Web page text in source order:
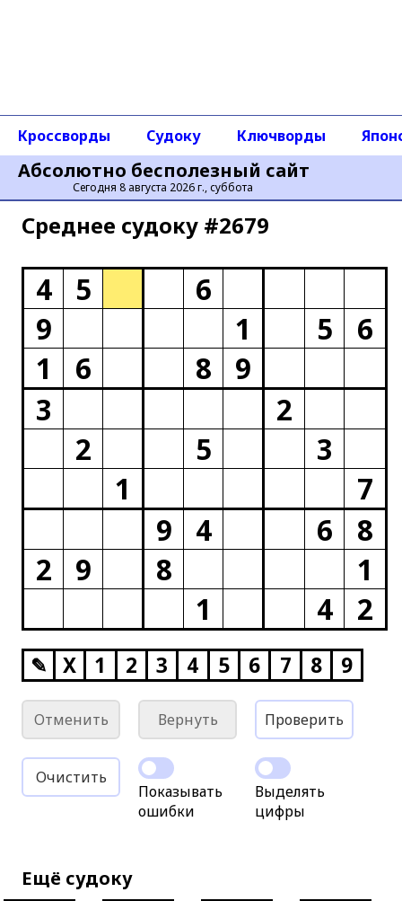
Абсолютно бесполезный сайт
Сегодня 8 августа 2026 г., суббота
Кроссворды Судоку Ключворды
Среднее cудоку #2679
4 5
6
9
1 5
6
1
6 8
9
3
2
2
5
3
1
7
9
4 6
8
2
9 8
1
1
4 2
✎ X 1 2 3 4 5 6 7 8 9
Отменить Вернуть Проверить
Очистить
Показывать
ошибки
Выделять
цифры
Ещё судоку